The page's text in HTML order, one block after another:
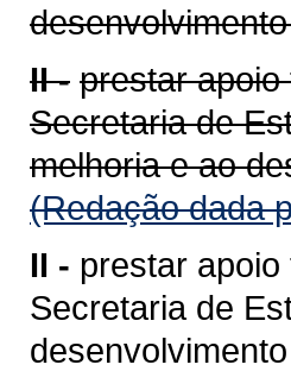
II - prestar
Secretaria de
melhoria e ao
(Redação dada
II - prestar
Secretaria de